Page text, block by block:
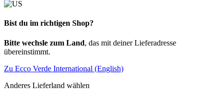
Bist du im richtigen Shop?
Bitte wechsle zum Land, das mit deiner Lieferadresse
übereinstimmt.
Zu Ecco Verde International (English)
Anderes Lieferland wählen